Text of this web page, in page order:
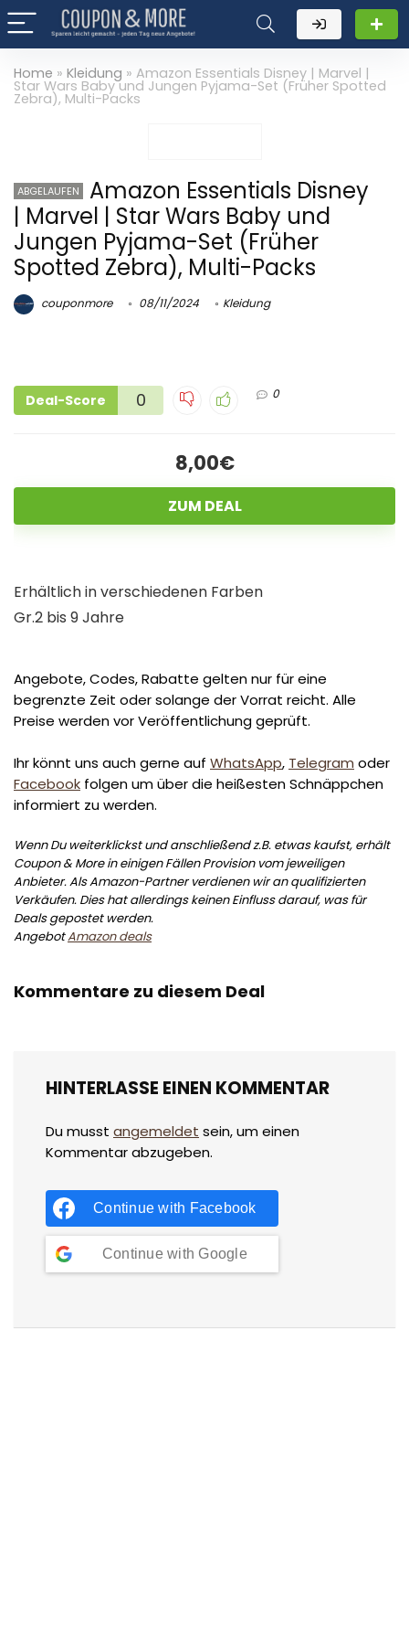
Home » Kleidung » Amazon Essentials Disney | Marvel |
Star Wars Baby und Jungen Pyjama-Set (Früher Spotted
Zebra), Multi-Packs
ABGELAUFEN
Amazon Essentials Disney
| Marvel | Star Wars Baby und
Jungen Pyjama-Set (Früher
Spotted Zebra), Multi-Packs
couponmore 08/11/2024 Kleidung
Deal-Score 0 0
8,00€
ZUM DEAL
Erhältlich in verschiedenen Farben
Gr.2 bis 9 Jahre
Angebote, Codes, Rabatte gelten nur für eine
begrenzte Zeit oder solange der Vorrat reicht. Alle
Preise werden vor Veröffentlichung geprüft.
Ihr könnt uns auch gerne auf WhatsApp, Telegram oder
Facebook folgen um über die heißesten Schnäppchen
informiert zu werden.
Wenn Du weiterklickst und anschließend z.B. etwas kaufst, erhält
Coupon & More in einigen Fällen Provision vom jeweiligen
Anbieter. Als Amazon-Partner verdienen wir an qualifizierten
Verkäufen. Dies hat allerdings keinen Einfluss darauf, was für
Deals gepostet werden.
AngebotAmazon deals
Kommentare zu diesem Deal
HINTERLASSE EINEN KOMMENTAR
Du musst angemeldet sein, um einen
Kommentar abzugeben.
Continue with Facebook
Continue with Google